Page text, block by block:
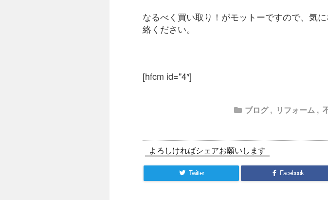
なるべく買い取り！がモットーですので、気
絡ください。
[hfcm id="4″]
ブログ , リフォーム ,
よろしければシェアお願いします
Twitter Facebook